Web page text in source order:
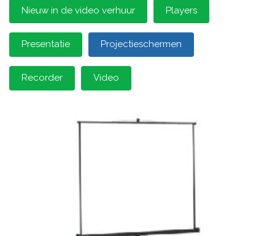
Nieuw in de video verhuur Players
Presentatie Projectieschermen
Recorder Video